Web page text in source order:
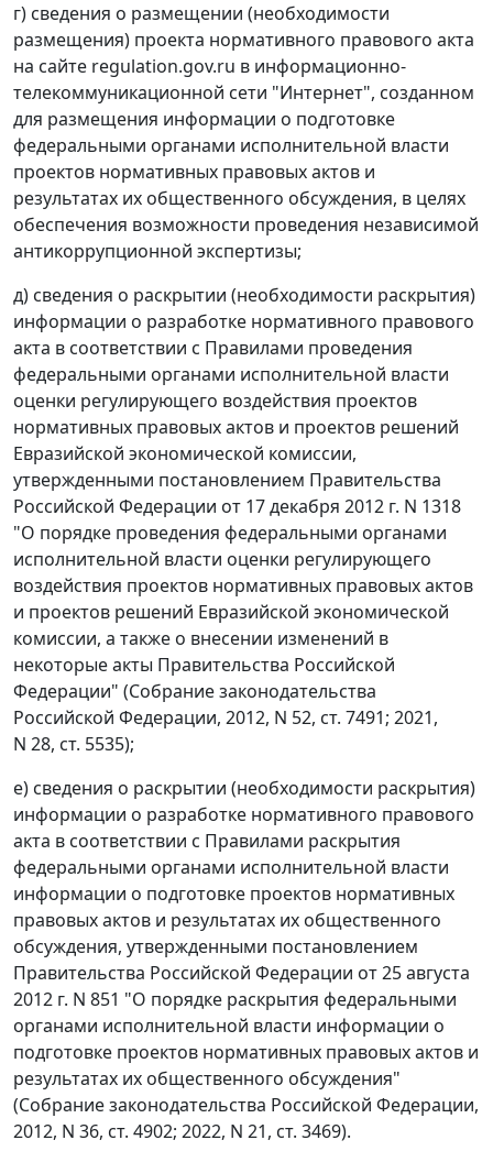
г) сведения о размещении (необходимости
размещения) проекта нормативного правового акта
на сайте regulation.gov.ru в информационно-
телекоммуникационной сети "Интернет", созданном
для размещения информации о подготовке
федеральными органами исполнительной власти
проектов нормативных правовых актов и
результатах их общественного обсуждения, в целях
обеспечения возможности проведения независимой
антикоррупционной экспертизы;
д) сведения о раскрытии (необходимости раскрытия)
информации о разработке нормативного правового
акта в соответствии с Правилами проведения
федеральными органами исполнительной власти
оценки регулирующего воздействия проектов
нормативных правовых актов и проектов решений
Евразийской экономической комиссии,
утвержденными постановлением Правительства
Российской Федерации от 17 декабря 2012 г. N 1318
"О порядке проведения федеральными органами
исполнительной власти оценки регулирующего
воздействия проектов нормативных правовых актов
и проектов решений Евразийской экономической
комиссии, а также о внесении изменений в
некоторые акты Правительства Российской
Федерации" (Собрание законодательства
Российской Федерации, 2012, N 52, ст. 7491; 2021,
N 28, ст. 5535);
е) сведения о раскрытии (необходимости раскрытия)
информации о разработке нормативного правового
акта в соответствии с Правилами раскрытия
федеральными органами исполнительной власти
информации о подготовке проектов нормативных
правовых актов и результатах их общественного
обсуждения, утвержденными постановлением
Правительства Российской Федерации от 25 августа
2012 г. N 851 "О порядке раскрытия федеральными
органами исполнительной власти информации о
подготовке проектов нормативных правовых актов и
результатах их общественного обсуждения"
(Собрание законодательства Российской Федерации,
2012, N 36, ст. 4902; 2022, N 21, ст. 3469).